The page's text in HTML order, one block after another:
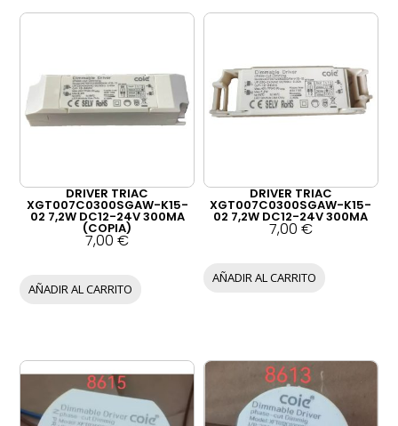
DRIVER TRIAC
XGT007C0300SGAW-K15-
02 7,2W DC12-24V 300MA
(COPIA)
7,00€
AÑADIR AL CARRITO
DRIVER TRIAC
XGT007C0300SGAW-K15-
02 7,2W DC12-24V 300MA
7,00 €
AÑADIR AL CARRITO